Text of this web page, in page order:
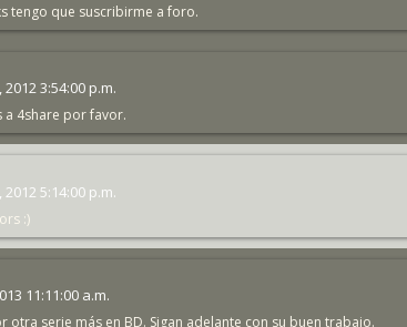
tengo que suscribirme a foro.
3:54:00 p.m.
4share por favor.
5:14:00 p.m.
:)
11:11:00 a.m.
otra serie más en BD. Sigan adelante con su buen trabajo.